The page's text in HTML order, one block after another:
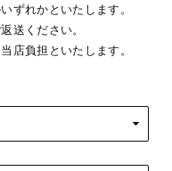
ずれかといたします。
送ください。
店負担といたします。